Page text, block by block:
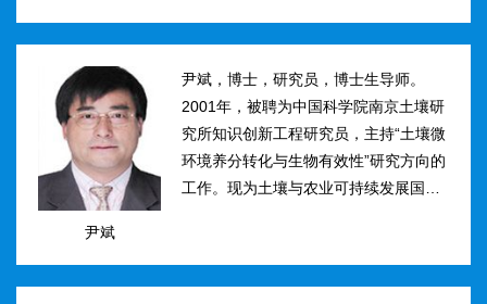
尹斌
尹斌，博士，研究员，博士生导师。
2001年，被聘为中国科学院南京土壤研
究所知识创新工程研究员，主持“土壤微
环境养分转化与生物有效性”研究方向的
工作。现为土壤与农业可持续发展国家
影...